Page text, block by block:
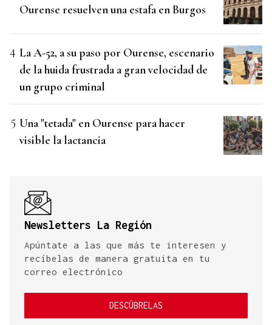
Ourense resuelven una estafa en Burgos
La A-52, a su paso por Ourense, escenario
de la huida frustrada a gran velocidad de
un grupo criminal
Una "tetada" en Ourense para hacer
visible la lactancia
Newsletters La Región
Apúntate a las que más te interesen y
recíbelas de manera gratuita en tu
correo electrónico
DESCÚBRELAS